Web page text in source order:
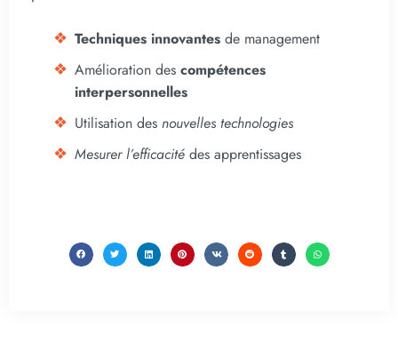
Techniques innovantes de management
Amélioration des compétences
interpersonnelles
Utilisation des nouvelles technologies
Mesurer l’efficacité des apprentissages